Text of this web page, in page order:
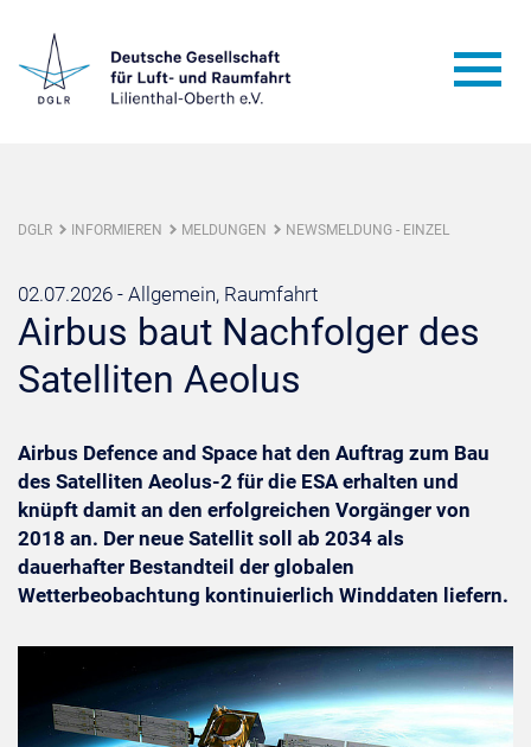
DGLR INFORMIEREN MELDUNGEN NEWSMELDUNG - EINZEL
02.07.2026 - Allgemein, Raumfahrt
Airbus baut Nachfolger des
Satelliten Aeolus
Airbus Defence and Space hat den Auftrag zum Bau
des Satelliten Aeolus-2 für die ESA erhalten und
knüpft damit an den erfolgreichen Vorgänger von
2018 an. Der neue Satellit soll ab 2034 als
dauerhafter Bestandteil der globalen
Wetterbeobachtung kontinuierlich Winddaten liefern.